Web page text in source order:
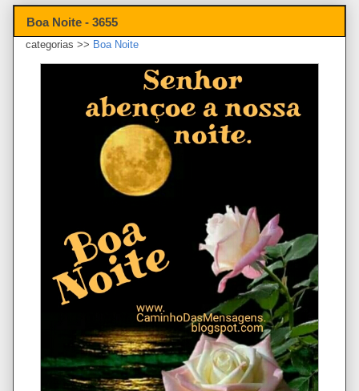
Boa Noite - 3655
categorias >> Boa Noite